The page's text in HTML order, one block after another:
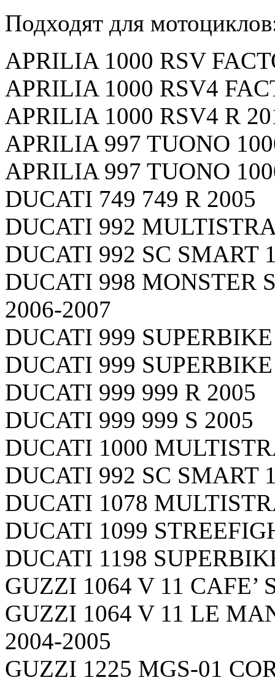
Подходят для
APRILIA 1000 RSV
APRILIA 1000 RSV4
APRILIA 1000 RSV4 R
APRILIA 997 TUONO
APRILIA 997 TUONO
DUCATI 749 749 R 2005
DUCATI 992
DUCATI 992 SC SMART
DUCATI 998 MONSTER
2006-2007
DUCATI 999
DUCATI 999
DUCATI 999 999 R 2005
DUCATI 999 999 S 2005
DUCATI 1000
DUCATI 992 SC SMART
DUCATI 1078
DUCATI 1099
DUCATI 1198
GUZZI 1064 V 11 CAFE’
GUZZI 1064 V 11 LE
2004-2005
GUZZI 1225 MGS-01